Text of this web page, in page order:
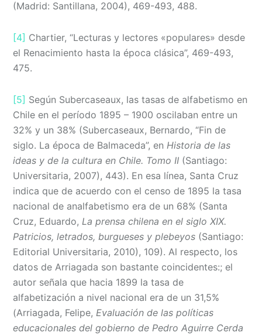
(Madrid: Santillana, 2004), 469-493, 488.
[4] Chartier, “Lecturas y lectores «populares» desde
el Renacimiento hasta la época clásica”, 469-493,
475.
[5] Según Subercaseaux, las tasas de alfabetismo en
Chile en el período 1895 – 1900 oscilaban entre un
32% y un 38% (Subercaseaux, Bernardo, “Fin de
siglo. La época de Balmaceda”, en Historia de las
ideas y de la cultura en Chile. Tomo II (Santiago:
Universitaria, 2007), 443). En esa línea, Santa Cruz
indica que de acuerdo con el censo de 1895 la tasa
nacional de analfabetismo era de un 68% (Santa
Cruz, Eduardo, La prensa chilena en el siglo XIX.
Patricios, letrados, burgueses y plebeyos (Santiago:
Editorial Universitaria, 2010), 109). Al respecto, los
datos de Arriagada son bastante coincidentes:; el
autor señala que hacia 1899 la tasa de
alfabetización a nivel nacional era de un 31,5%
(Arriagada, Felipe, Evaluación de las políticas
educacionales del gobierno de Pedro Aguirre Cerda